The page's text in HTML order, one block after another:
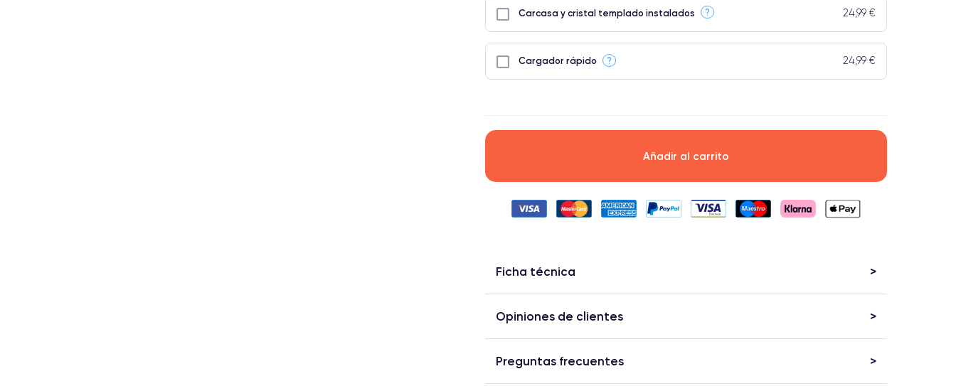
● Batería: uso intensivo.
Carcasa y cristal templado instalados ? 24,99 €
Cargador rápido ? 24,99 €
Añadir al carrito
Ficha técnica
Opiniones de clientes
Preguntas frecuentes